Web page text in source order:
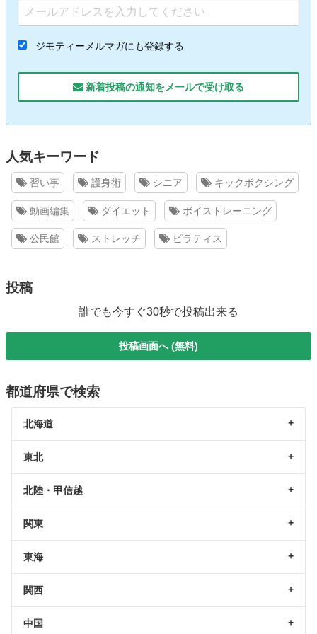
ジモティーメルマガにも登録する
新着投稿の通知をメールで受け取る
人気キーワード
習い事 護身術 シニア キックボクシング
動画編集 ダイエット ボイストレーニング
公民館 ストレッチ ピラティス
投稿
誰でも今すぐ30秒で投稿出来る
投稿画面へ (無料)
都道府県で検索
北海道
東北
北陸・甲信越
関東
東海
関西
中国